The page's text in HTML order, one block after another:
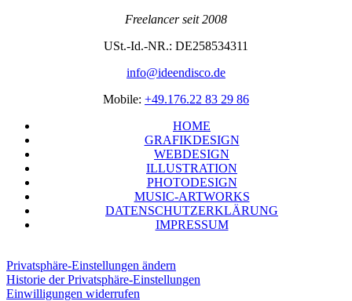
Free­lan­cer seit 2008
USt.-Id.-NR.: DE258534311
info@ideendisco.de
Mobi­le: +49.176.22 83 29 86
HOME
GRA­FIK­DE­SIGN
WEB­DE­SIGN
ILLUS­TRA­TI­ON
PHO­TO­DE­SIGN
MUSIC-ART­WORKS
DATEN­SCHUTZ­ER­KLÄ­RUNG
IMPRES­SUM
Privatsphäre-Einstellungen ändern
Historie der Privatsphäre-Einstellungen
Einwilligungen widerrufen